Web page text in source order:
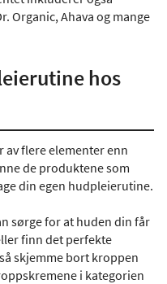
Organic, Ahava og mange
hos
flere elementer enn
de produktene som
din egen hudpleierutine.
sørge for at huden din får
finn det perfekte
skjemme bort kroppen
i kategorien